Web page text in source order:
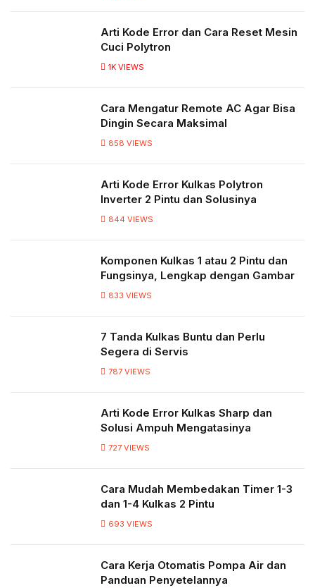
Arti Kode Error dan Cara Reset Mesin
Cuci Polytron
1K VIEWS
Cara Mengatur Remote AC Agar Bisa
Dingin Secara Maksimal
858 VIEWS
Arti Kode Error Kulkas Polytron
Inverter 2 Pintu dan Solusinya
844 VIEWS
Komponen Kulkas 1 atau 2 Pintu dan
Fungsinya, Lengkap dengan Gambar
833 VIEWS
7 Tanda Kulkas Buntu dan Perlu
Segera di Servis
787 VIEWS
Arti Kode Error Kulkas Sharp dan
Solusi Ampuh Mengatasinya
727 VIEWS
Cara Mudah Membedakan Timer 1-3
dan 1-4 Kulkas 2 Pintu
693 VIEWS
Cara Kerja Otomatis Pompa Air dan
Panduan Penyetelannya